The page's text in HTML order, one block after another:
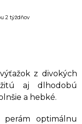
2 týždňov
z divokých
aj dlhodobú
a hebké.
perám optimálnu